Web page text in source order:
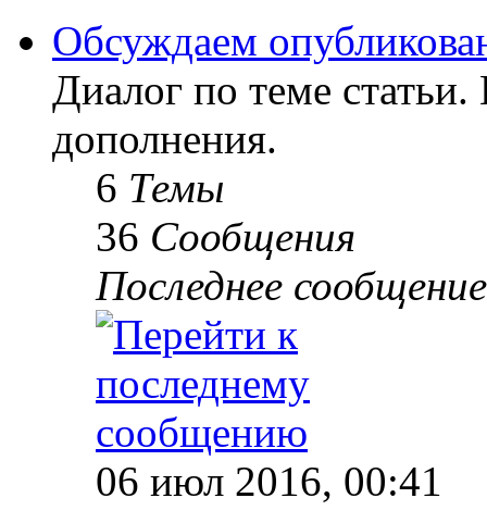
Обсуждаем
Диалог по теме
дополнения.
6 Темы
36 Сообщения
Последнее сообщение
06 июл 2016, 00:41